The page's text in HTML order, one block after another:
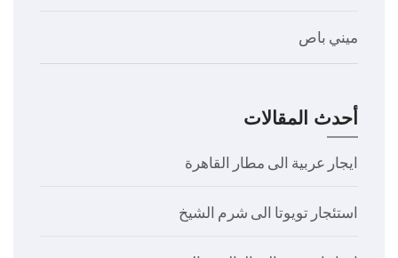
ميني باص
أحدث المقالات
ايجار عربية الى مطار القاهرة
استئجار تويوتا الى شرم الشيخ